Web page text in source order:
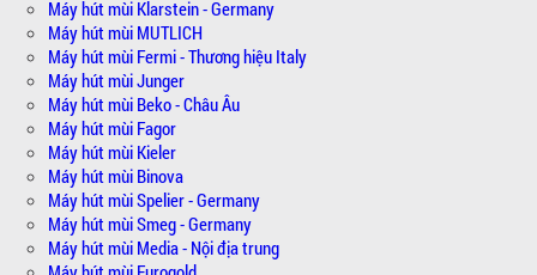
Máy hút mùi Klarstein - Germany
Máy hút mùi MUTLICH
Máy hút mùi Fermi - Thương hiệu Italy
Máy hút mùi Junger
Máy hút mùi Beko - Châu Âu
Máy hút mùi Fagor
Máy hút mùi Kieler
Máy hút mùi Binova
Máy hút mùi Spelier - Germany
Máy hút mùi Smeg - Germany
Máy hút mùi Media - Nội địa trung